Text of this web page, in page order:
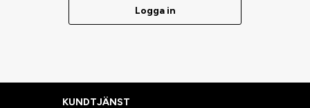
Logga in
KUNDTJÄNST